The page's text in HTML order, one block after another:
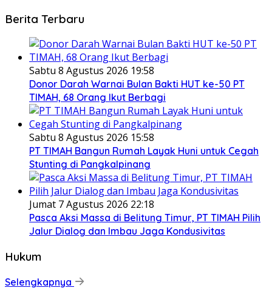
Berita Terbaru
Sabtu 8 Agustus 2026 19:58
Donor Darah Warnai Bulan Bakti HUT ke-50 PT
TIMAH, 68 Orang Ikut Berbagi
Sabtu 8 Agustus 2026 15:58
PT TIMAH Bangun Rumah Layak Huni untuk Cegah
Stunting di Pangkalpinang
Jumat 7 Agustus 2026 22:18
Pasca Aksi Massa di Belitung Timur, PT TIMAH Pilih
Jalur Dialog dan Imbau Jaga Kondusivitas
Hukum
Selengkapnya